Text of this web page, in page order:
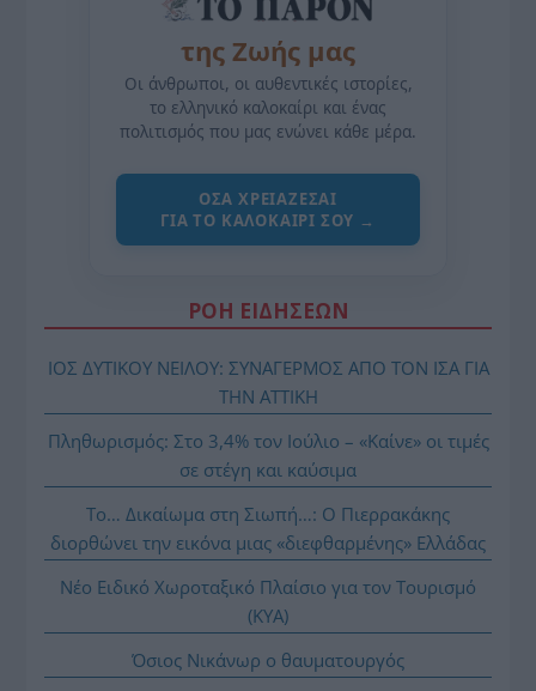
της Ζωής μας
Οι άνθρωποι, οι αυθεντικές ιστορίες,
το ελληνικό καλοκαίρι και ένας
πολιτισμός που μας ενώνει κάθε μέρα.
ΌΣΑ ΧΡΕΙΆΖΕΣΑΙ
ΓΙΑ ΤΟ ΚΑΛΟΚΑΊΡΙ ΣΟΥ →
ΡΟΗ ΕΙΔΗΣΕΩΝ
ΙΟΣ ΔΥΤΙΚΟΥ ΝΕΙΛΟΥ: ΣΥΝΑΓΕΡΜΟΣ ΑΠΟ ΤΟΝ ΙΣΑ ΓΙΑ
ΤΗΝ ΑΤΤΙΚΗ
Πληθωρισμός: Στο 3,4% τον Ιούλιο – «Καίνε» οι τιμές
σε στέγη και καύσιμα
Το… Δικαίωμα στη Σιωπή…: Ο Πιερρακάκης
διορθώνει την εικόνα μιας «διεφθαρμένης» Ελλάδας
Νέο Ειδικό Χωροταξικό Πλαίσιο για τον Τουρισμό
(ΚΥΑ)
Όσιος Νικάνωρ ο θαυματουργός